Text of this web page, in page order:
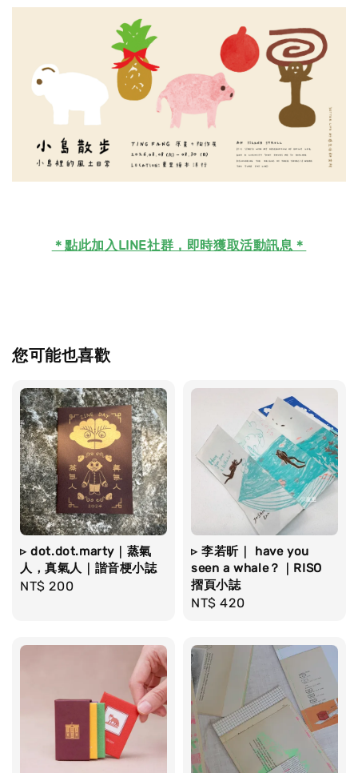
＊點此加入LINE社群，即時獲取活動訊息＊
您可能也喜歡
▹ dot.dot.marty｜蒸氣
人，真氣人｜諧音梗小誌
Regular
NT$ 200
▹ 李若昕｜ have you
seen a whale？｜RISO
摺頁小誌
Regular
NT$ 420